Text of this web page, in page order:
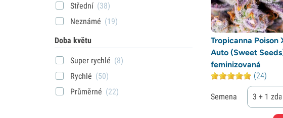
Tropicanna Poison
Auto (Sweet
feminizovaná
(24)
Semena 3 + 1
Střední (38)
Neznámé (19)
Doba květu
Super rychlé (8)
Rychlé (50)
Průměrné (22)